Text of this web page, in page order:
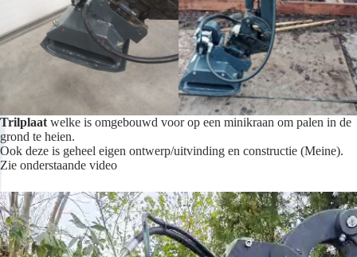
Trilplaat welke is omgebouwd voor op een minikraan om palen in de
grond te heien.
Ook deze is geheel eigen ontwerp/uitvinding en constructie (Meine).
Zie onderstaande video